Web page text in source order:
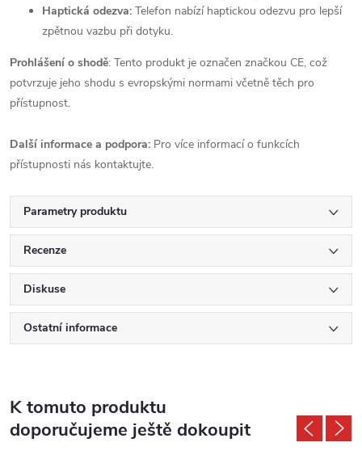
Haptická odezva: Telefon nabízí haptickou odezvu pro lepší
zpětnou vazbu při dotyku.
Prohlášení o shodě: Tento produkt je označen značkou CE, což
potvrzuje jeho shodu s evropskými normami včetně těch pro
přístupnost.
Další informace a podpora: Pro více informací o funkcích
přístupnosti nás kontaktujte.
Parametry produktu
Recenze
Diskuse
Ostatní informace
K tomuto produktu
doporučujeme ještě dokoupit